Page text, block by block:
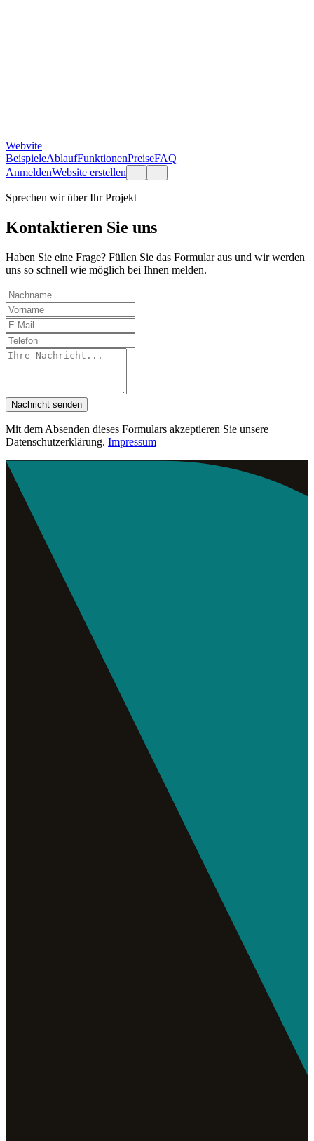
Webvite
BeispieleAblaufFunktionenPreiseFAQ
AnmeldenWebsite erstellen
Sprechen wir über Ihr Projekt
Kontaktieren Sie uns
Haben Sie eine Frage? Füllen Sie das Formular aus und wir werden
uns so schnell wie möglich bei Ihnen melden.
Nachricht senden
Mit dem Absenden dieses Formulars akzeptieren Sie unsere
Datenschutzerklärung. Impressum